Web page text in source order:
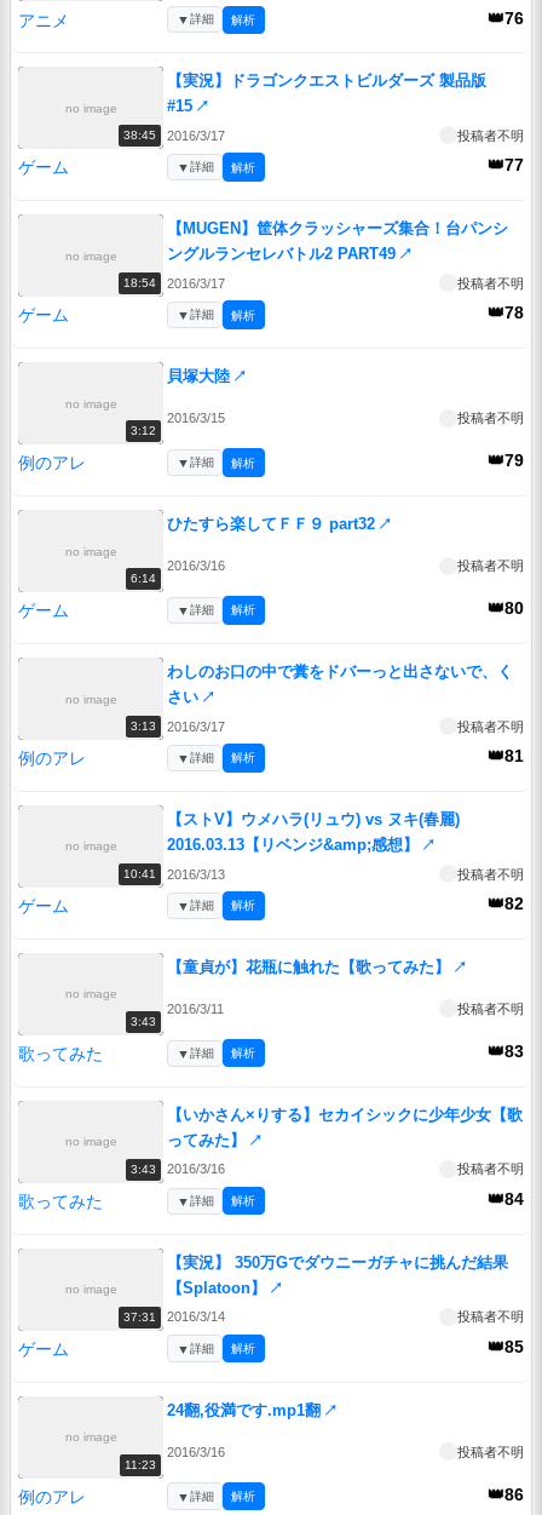
アニメ 👑76
▼詳細 解析
no image
38:45
【実況】ドラゴンクエストビルダーズ 製品版
#15 ↗
2016/3/17 投稿者不明
ゲーム 👑77
▼詳細 解析
no image
18:54
【MUGEN】筐体クラッシャーズ集合！台パンシ
ングルランセレバトル2 PART49 ↗
2016/3/17 投稿者不明
ゲーム 👑78
▼詳細 解析
no image
3:12
貝塚大陸 ↗
2016/3/15 投稿者不明
例のアレ 👑79
▼詳細 解析
no image
6:14
ひたすら楽してＦＦ９ part32 ↗
2016/3/16 投稿者不明
ゲーム 👑80
▼詳細 解析
no image
3:13
わしのお口の中で糞をドバーっと出さないで、く
さい ↗
2016/3/17 投稿者不明
例のアレ 👑81
▼詳細 解析
no image
10:41
【ストV】ウメハラ(リュウ) vs ヌキ(春麗)
2016.03.13【リベンジ&amp;感想】
↗
2016/3/13 投稿者不明
ゲーム 👑82
▼詳細 解析
no image
3:43
【童貞が】花瓶に触れた【歌ってみた】 ↗
2016/3/11 投稿者不明
歌ってみた 👑83
▼詳細 解析
no image
3:43
【いかさん×りする】セカイシックに少年少女【歌
ってみた】
↗
2016/3/16 投稿者不明
歌ってみた 👑84
▼詳細 解析
no image
37:31
【実況】 350万Gでダウニーガチャに挑んだ結果
【Splatoon】
↗
2016/3/14 投稿者不明
ゲーム 👑85
▼詳細 解析
no image
11:23
24翻,役満です.mp1翻 ↗
2016/3/16 投稿者不明
例のアレ 👑86
▼詳細 解析